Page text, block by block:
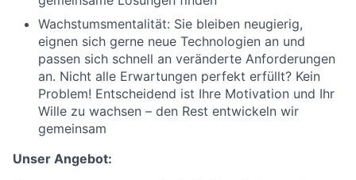
Wachstumsmentalität: Sie bleiben neugierig,
eignen sich gerne neue Technologien an und
passen sich schnell an veränderte Anforderungen
an. Nicht alle Erwartungen perfekt erfüllt? Kein
Problem! Entscheidend ist Ihre Motivation und Ihr
Wille zu wachsen – den Rest entwickeln wir
gemeinsam
Unser Angebot: